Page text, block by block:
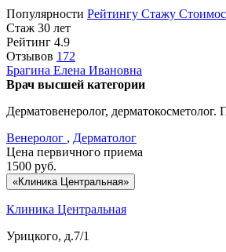
Популярности Рейтингу Стажу
Стаж 30 лет
Рейтинг 4.9
Отзывов 172
Брагина Елена Ивановна
Врач высшей категории
Дерматовенеролог,
Венеролог , Дерматолог
Цена первичного приема
1500 руб.
«Клиника Центральная»
Клиника Центральная
Урицкого, д.7/1